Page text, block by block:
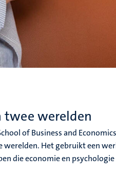
twee werelden
of Business and
werelden. Het gebruikt een
die economie en psychologie